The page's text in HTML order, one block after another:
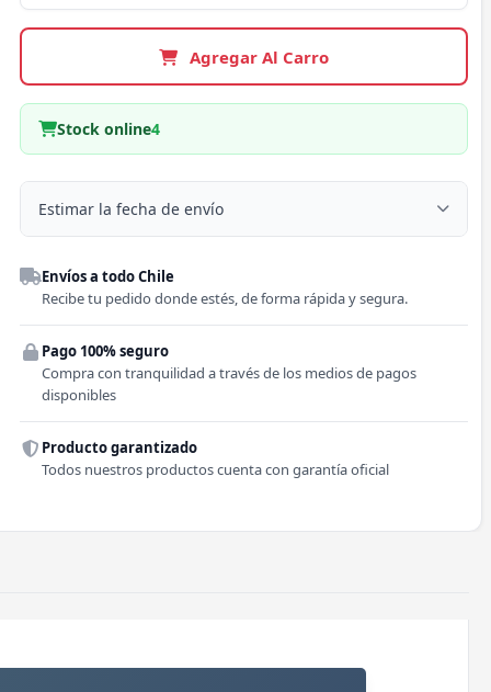
Agregar Al Carro
Stock online4
Estimar la fecha de envío
Región
Comuna
Envíos a todo Chile
Recibe tu pedido donde estés, de forma rápida y segura.
Pago 100% seguro
Compra con tranquilidad a través de los medios de pagos
disponibles
Producto garantizado
Todos nuestros productos cuenta con garantía oficial